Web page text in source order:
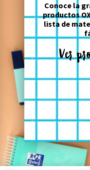
Conoce la
productos
lista de
Ver